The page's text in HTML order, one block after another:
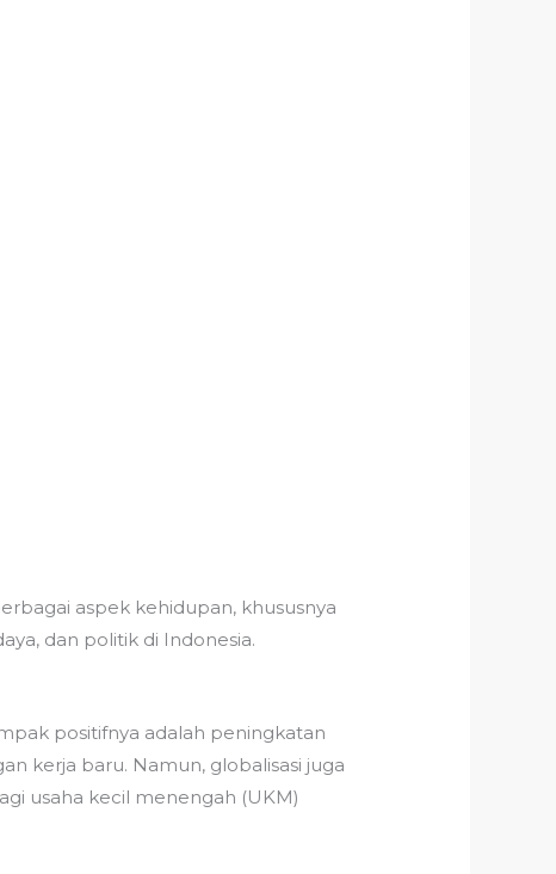
aspek kehidupan, khususnya
dan politik di Indonesia.
positifnya adalah peningkatan
kerja baru. Namun, globalisasi juga
usaha kecil menengah (UKM)